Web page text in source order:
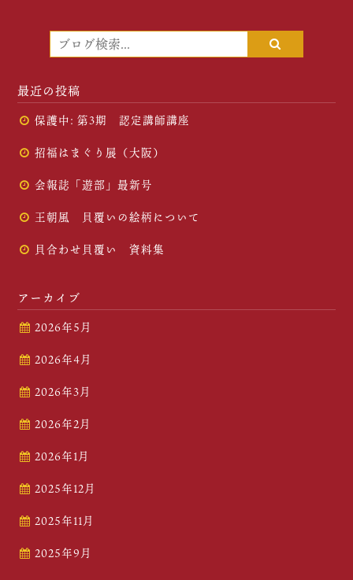
最近の投稿
保護中: 第3期 認定講師講座
招福はまぐり展（大阪）
会報誌「遊部」最新号
王朝風 貝覆いの絵柄について
貝合わせ貝覆い 資料集
アーカイブ
2026年5月
2026年4月
2026年3月
2026年2月
2026年1月
2025年12月
2025年11月
2025年9月